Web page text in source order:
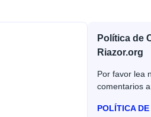
Política de
Riazor.org
Por favor lea
comentarios
POLÍTICA